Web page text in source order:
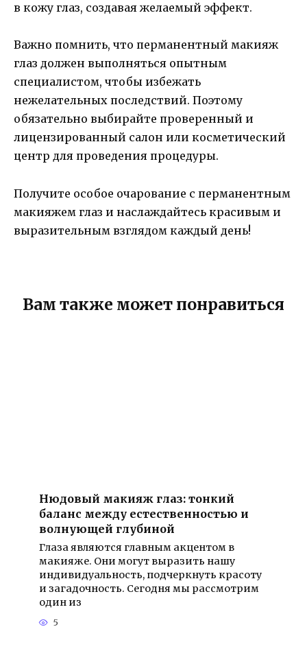
в кожу глаз, создавая желаемый эффект.
Важно помнить, что перманентный макияж
глаз должен выполняться опытным
специалистом, чтобы избежать
нежелательных последствий. Поэтому
обязательно выбирайте проверенный и
лицензированный салон или косметический
центр для проведения процедуры.
Получите особое очарование с перманентным
макияжем глаз и наслаждайтесь красивым и
выразительным взглядом каждый день!
Вам также может понравиться
Нюдовый макияж глаз: тонкий
баланс между естественностью и
волнующей глубиной
Глаза являются главным акцентом в
макияже. Они могут выразить нашу
индивидуальность, подчеркнуть красоту
и загадочность. Сегодня мы рассмотрим
один из
5